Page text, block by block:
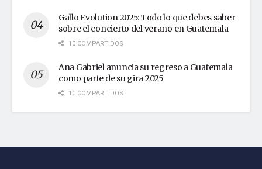
Gallo Evolution 2025: Todo lo que debes saber
sobre el concierto del verano en Guatemala
10 COMPARTIDOS
Ana Gabriel anuncia su regreso a Guatemala
como parte de su gira 2025
10 COMPARTIDOS